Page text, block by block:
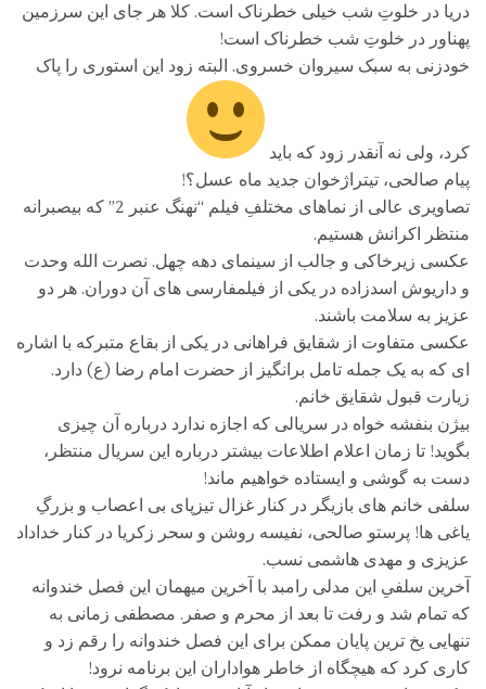
دریا در خلوتِ شب خیلی خطرناک است. کلا هر جای این سرزمین
پهناور در خلوتِ شب خطرناک است!
خودزنی به سبک سیروان خسروی. البته زود این استوری را پاک
کرد، ولی نه آنقدر زود که باید
پیام صالحی، تیتراژخوان جدید ماه عسل؟!
تصاویری عالی از نماهای مختلفِ فیلم “نهنگ عنبر 2” که بیصبرانه
منتظر اکرانش هستیم.
عکسی زیرخاکی و جالب از سینمای دهه چهل. نصرت الله وحدت
و داریوش اسدزاده در یکی از فیلمفارسی های آن دوران. هر دو
عزیز به سلامت باشند.
عکسی متفاوت از شقایق فراهانی در یکی از بقاع متبرکه با اشاره
ای که به یک جمله تامل برانگیز از حضرت امام رضا (ع) دارد.
زیارت قبول شقایق خانم.
بیژن بنفشه خواه در سریالی که اجازه ندارد درباره آن چیزی
بگوید! تا زمان اعلام اطلاعات بیشتر درباره این سریال منتظر،
دست به گوشی و ایستاده خواهیم ماند!
سلفی خانم های بازیگر در کنار غزال تیزپای بی اعصاب و بزرگِ
یاغی ها! پرستو صالحی، نفیسه روشن و سحر زکریا در کنار خداداد
عزیزی و مهدی هاشمی نسب.
آخرین سلفیِ این مدلی رامبد با آخرین میهمان این فصل خندوانه
که تمام شد و رفت تا بعد از محرم و صفر. مصطفی زمانی به
تنهایی یخ ترین پایان ممکن برای این فصل خندوانه را رقم زد و
کاری کرد که هیچگاه از خاطر هواداران این برنامه نرود!